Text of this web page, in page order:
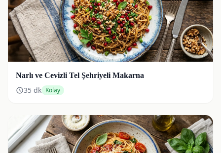
Narlı ve Cevizli Tel Şehriyeli Makarna
35 dk Kolay